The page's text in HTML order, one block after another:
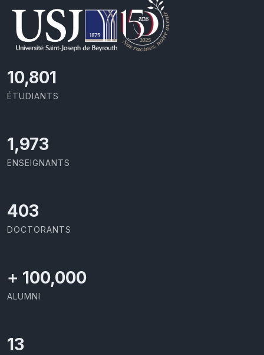
11,727
ÉTUDIANTS
2,142
ENSEIGNANTS
437
DOCTORANTS
+ 100,000
ALUMNI
13